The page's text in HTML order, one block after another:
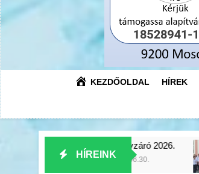
KEZDŐOLDAL HÍREK
HÍREINK
Ballagás 2026.
2026.06.30.